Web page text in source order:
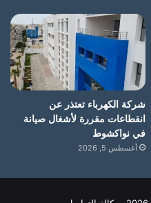
شركة الكهرباء تعتذر عن
انقطاعات مقررة لأشغال صيانة
في نواكشوط
أغسطس 5, 2026